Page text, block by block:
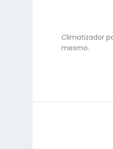
Climatizador
mesmo.